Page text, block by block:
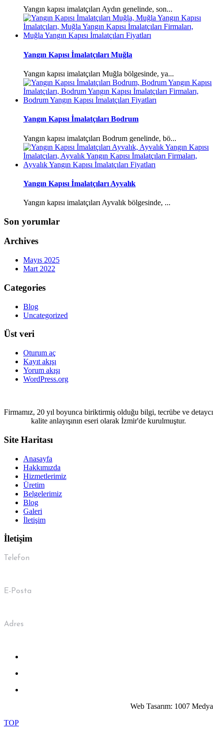
Yangın kapısı imalatçıları Aydın genelinde, son...
Yangın Kapısı İmalatçıları Muğla
Yangın kapısı imalatçıları Muğla bölgesinde, ya...
Yangın Kapısı İmalatçıları Bodrum
Yangın kapısı imalatçıları Bodrum genelinde, bö...
Yangın Kapısı İmalatçıları Ayvalık
Yangın kapısı imalatçıları Ayvalık bölgesinde, ...
Son yorumlar
Archives
Mayıs 2025
Mart 2022
Categories
Blog
Uncategorized
Üst veri
Oturum aç
Kayıt akışı
Yorum akışı
WordPress.org
Firmamız, 20 yıl boyunca biriktirmiş olduğu bilgi, tecrübe ve detaycı
kalite anlayışının eseri olarak İzmir'de kurulmuştur.
Site Haritası
Anasayfa
Hakkımızda
Hizmetlerimiz
Üretim
Belgelerimiz
Blog
Galeri
İletişim
İletişim
Telefon
E-Posta
Adres
Web Tasarım: 1007 Medya
TOP